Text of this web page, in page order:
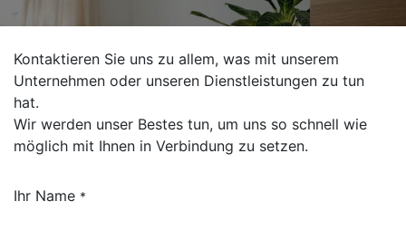
Kontaktieren Sie uns zu allem, was mit unserem
Unternehmen oder unseren Dienstleistungen zu tun
hat.
Wir werden unser Bestes tun, um uns so schnell wie
möglich mit Ihnen in Verbindung zu setzen.
Ihr Name *